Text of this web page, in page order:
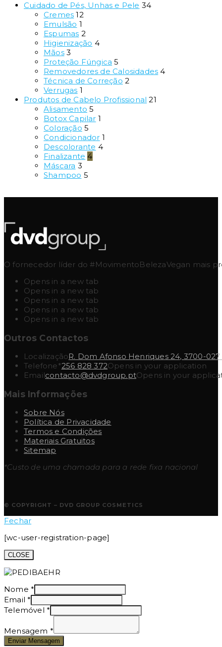
Cuidado de Pés, Unhas e Pele 34
Cremes 12
Emulsão 1
Espumas 2
Higienização 4
Mãos 3
Proteção Fúngica 5
Removedores de Calosidades 4
Técnica de Correção 2
Verrugas 1
Produtos de Cabelo Profissional 21
Alisamento 5
Botox Capilar 1
Coloração 5
Condicionador 1
Descolorante 4
Finalizante 4
Máscara 3
Shampoo 5
O fornecedor líder do #MovimentoBelezaVegan mais
Opens in a new tab
Opens in a new tab
Opens in a new tab
Opens in a new tab
Opens in a new tab
Outros Contactos
LocalizaçãoR. Dom Afonso Henriques 24, 3700-
Telefone*256 828 372Opens in your application
Emailcontacto@dvdgroup.ptOpens in your
Mais Informações
Sobre Nós
Política de Privacidade
Termos e Condições
Materiais Gratuitos
Sitemap
*Custo de uma chamada para a rede fixa nacional
© COPYRIGHT – DVD GROUP COSMETICS
Fechar
[wc-user-registration-page]
CLOSE
Nome *
Email*
Telemóvel *
Mensagem *
Enviar Mensagem